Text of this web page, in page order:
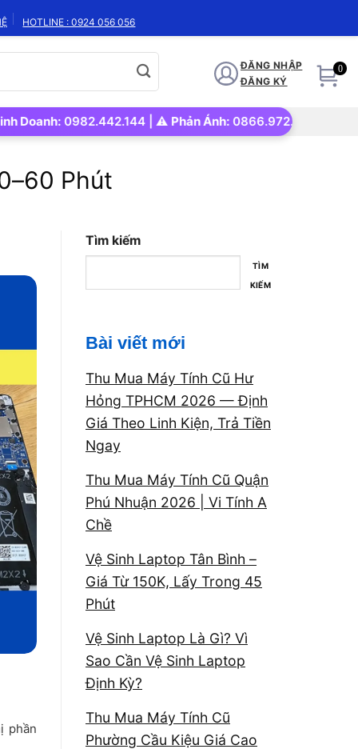
HOTLINE : 0924 056 056
ĐĂNG NHẬP
ĐĂNG KÝ
0
0982.442.144 | ⚠️Phản Ánh:0866.972.562 | 🚀
Phút
phần
Tìm kiếm
TÌM
KIẾM
Bài viết mới
Thu Mua Máy Tính Cũ Hư
Hỏng TPHCM 2026 — Định
Giá Theo Linh Kiện, Trả Tiền
Ngay
Thu Mua Máy Tính Cũ Quận
Phú Nhuận 2026 | Vi Tính A
Chề
Vệ Sinh Laptop Tân Bình –
Giá Từ 150K, Lấy Trong 45
Phút
Vệ Sinh Laptop Là Gì? Vì
Sao Cần Vệ Sinh Laptop
Định Kỳ?
Thu Mua Máy Tính Cũ
Phường Cầu Kiệu Giá Cao